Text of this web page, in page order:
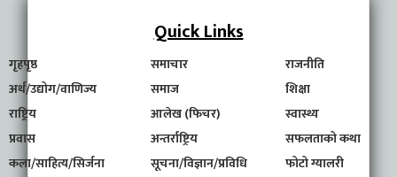
Quick Links
गृहपृष्ठ समाचार
राजनीति
अर्थ/उद्योग/वाणिज्य
समाज
शिक्षा
राष्ट्रिय
आलेख (फिचर)
स्वास्थ्य
प्रवास
अन्तर्राष्ट्रिय
सफलताको कथा
कला/साहित्य/सिर्जना
सूचना/विज्ञान/प्रविधि
फोटो ग्यालरी